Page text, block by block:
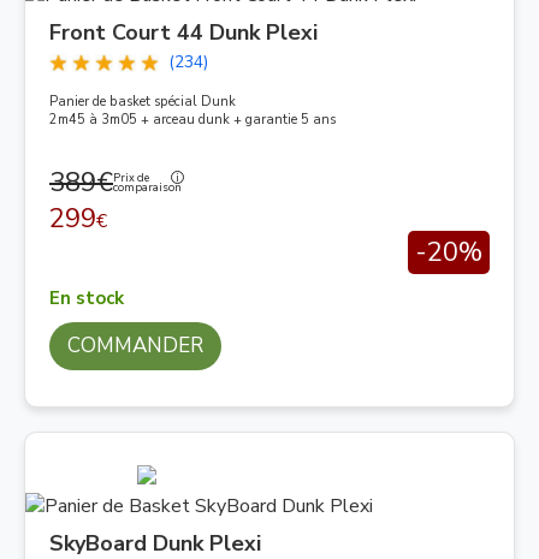
Front Court 44 Dunk Plexi
(234)
Panier de basket spécial Dunk
2m45 à 3m05 + arceau dunk + garantie 5 ans
389€Prix de
comparaison
299€
-20%
En stock
COMMANDER
SkyBoard Dunk Plexi